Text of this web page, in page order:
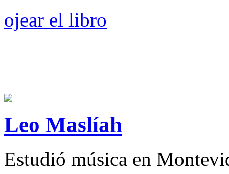
ojear el libro
Leo Maslíah
Estudió música en